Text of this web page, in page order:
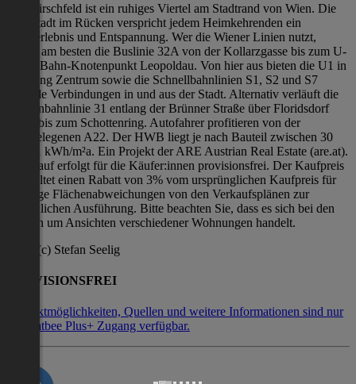
Das Hirschfeld ist ein ruhiges Viertel am Stadtrand von Wien. Die
Großstadt im Rücken verspricht jedem Heimkehrenden ein
Naturerlebnis und Entspannung. Wer die Wiener Linien nutzt,
nimmt am besten die Buslinie 32A von der Kollarzgasse bis zum U-
und S-Bahn-Knotenpunkt Leopoldau. Von hier aus bieten die U1 in
Richtung Zentrum sowie die Schnellbahnlinien S1, S2 und S7
schnelle Verbindungen in und aus der Stadt. Alternativ verläuft die
Straßenbahnlinie 31 entlang der Brünner Straße über Floridsdorf
direkt bis zum Schottenring. Autofahrer profitieren von der
nahegelegenen A22. Der HWB liegt je nach Bauteil zwischen 30
und 31 kWh/m²a. Ein Projekt der ARE Austrian Real Estate (are.at).
Der Kauf erfolgt für die Käufer:innen provisionsfrei. Der Kaufpreis
beinhaltet einen Rabatt von 3% vom ursprünglichen Kaufpreis für
allfällige Flächenabweichungen von den Verkaufsplänen zur
tatsächlichen Ausführung. Bitte beachten Sie, dass es sich bei den
Bildern um Ansichten verschiedener Wohnungen handelt.
Fotos (c) Stefan Seelig
PROVISIONSFREI
Kontaktmöglichkeiten, Quellen und weitere Informationen sind nur
mit Flatbee Plus+ Zugang verfügbar.